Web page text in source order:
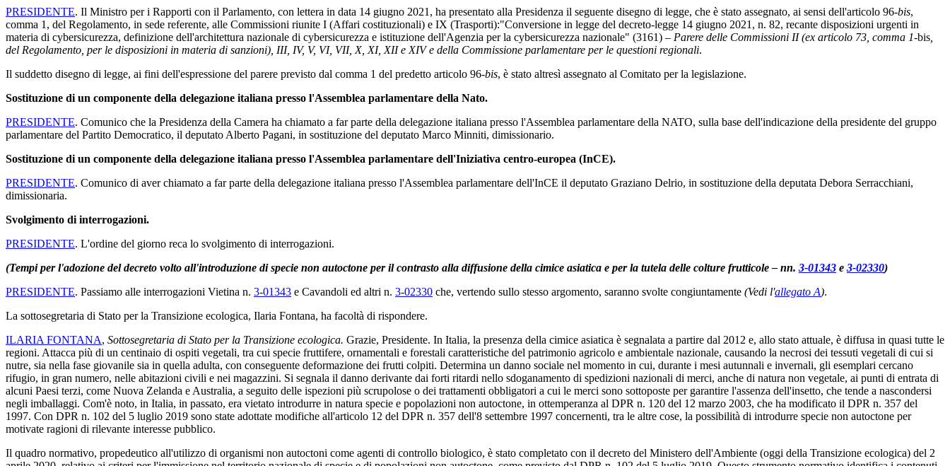
PRESIDENTE. Il Ministro per i Rapporti con il Parlamento, con lettera in data 14 giugno 2021, ha presentato alla Presidenza il seguente disegno di legge, che è stato assegnato, ai sensi dell'articolo 96-bis,
comma 1, del Regolamento, in sede referente, alle Commissioni riunite I (Affari costituzionali) e IX (Trasporti):"Conversione in legge del decreto-legge 14 giugno 2021, n. 82, recante disposizioni urgenti in
materia di cybersicurezza, definizione dell'architettura nazionale di cybersicurezza e istituzione dell'Agenzia per la cybersicurezza nazionale" (3161) – Parere delle Commissioni II (ex articolo 73, comma 1-bis
del Regolamento, per le disposizioni in materia di sanzioni), III, IV, V, VI, VII, X, XI, XII e XIV e della Commissione parlamentare per le questioni regionali.
Il suddetto disegno di legge, ai fini dell'espressione del parere previsto dal comma 1 del predetto articolo 96-bis, è stato altresì assegnato al Comitato per la legislazione.
Sostituzione di un componente della delegazione italiana presso l'Assemblea parlamentare della Nato.
PRESIDENTE. Comunico che la Presidenza della Camera ha chiamato a far parte della delegazione italiana presso l'Assemblea parlamentare della NATO, sulla base dell'indicazione della presidente del gruppo
parlamentare del Partito Democratico, il deputato Alberto Pagani, in sostituzione del deputato Marco Minniti, dimissionario.
Sostituzione di un componente della delegazione italiana presso l'Assemblea parlamentare dell'Iniziativa centro-europea (InCE).
PRESIDENTE. Comunico di aver chiamato a far parte della delegazione italiana presso l'Assemblea parlamentare dell'InCE il deputato Graziano Delrio, in sostituzione della deputata Debora Serracchiani,
dimissionaria.
Svolgimento di interrogazioni.
PRESIDENTE. L'ordine del giorno reca lo svolgimento di interrogazioni.
(Tempi per l'adozione del decreto volto all'introduzione di specie non autoctone per il contrasto alla diffusione della cimice asiatica e per la tutela delle colture frutticole – nn. 3-01343 e 3-02330)
PRESIDENTE. Passiamo alle interrogazioni Vietina n. 3-01343 e Cavandoli ed altri n. 3-02330 che, vertendo sullo stesso argomento, saranno svolte congiuntamente (Vedi l'allegato A).
La sottosegretaria di Stato per la Transizione ecologica, Ilaria Fontana, ha facoltà di rispondere.
ILARIA FONTANA, Sottosegretaria di Stato per la Transizione ecologica. Grazie, Presidente. In Italia, la presenza della cimice asiatica è segnalata a partire dal 2012 e, allo stato attuale, è diffusa in quasi tutte le
regioni. Attacca più di un centinaio di ospiti vegetali, tra cui specie fruttifere, ornamentali e forestali caratteristiche del patrimonio agricolo e ambientale nazionale, causando la necrosi dei tessuti vegetali di cui si
nutre, sia nella fase giovanile sia in quella adulta, con conseguente deformazione dei frutti colpiti. Determina un danno sociale nel momento in cui, durante i mesi autunnali e invernali, gli esemplari cercano
rifugio, in gran numero, nelle abitazioni civili e nei magazzini. Si segnala il danno derivante dai forti ritardi nello sdoganamento di spedizioni nazionali di merci, anche di natura non vegetale, ai punti di entrata di
alcuni Paesi terzi, come Nuova Zelanda e Australia, a seguito delle ispezioni più scrupolose o dei trattamenti obbligatori a cui le merci sono sottoposte per garantire l'assenza dell'insetto, che tende a nascondersi
negli imballaggi. Com'è noto, in Italia, in passato, era vietato introdurre in natura specie e popolazioni non autoctone, in ottemperanza al DPR n. 120 del 12 marzo 2003, che ha modificato il DPR n. 357 del
1997. Con DPR n. 102 del 5 luglio 2019 sono state adottate modifiche all'articolo 12 del DPR n. 357 dell'8 settembre 1997 concernenti, tra le altre cose, la possibilità di introdurre specie non autoctone per
motivate ragioni di rilevante interesse pubblico.
Il quadro normativo, propedeutico all'utilizzo di organismi non autoctoni come agenti di controllo biologico, è stato completato con il decreto del Ministero dell'Ambiente (oggi della Transizione ecologica) del 2